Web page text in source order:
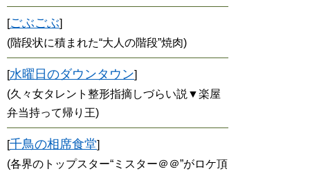
[ごぶごぶ]
(階段状に積まれた“大人の階段”焼肉)
[水曜日のダウンタウン]
(久々女タレント整形指摘しづらい説▼楽屋
弁当持って帰り王)
[千鳥の相席食堂]
(各界のトップスター“ミスター＠＠”がロケ頂